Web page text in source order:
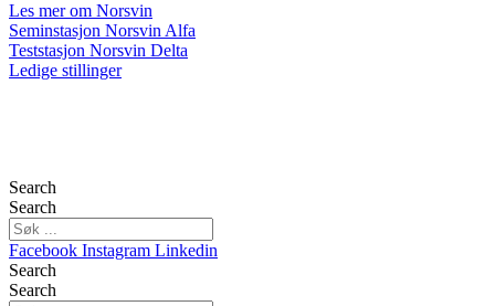
Les mer om Norsvin
Seminstasjon Norsvin Alfa
Teststasjon Norsvin Delta
Ledige stillinger
Search
Search
Facebook Instagram Linkedin
Search
Search